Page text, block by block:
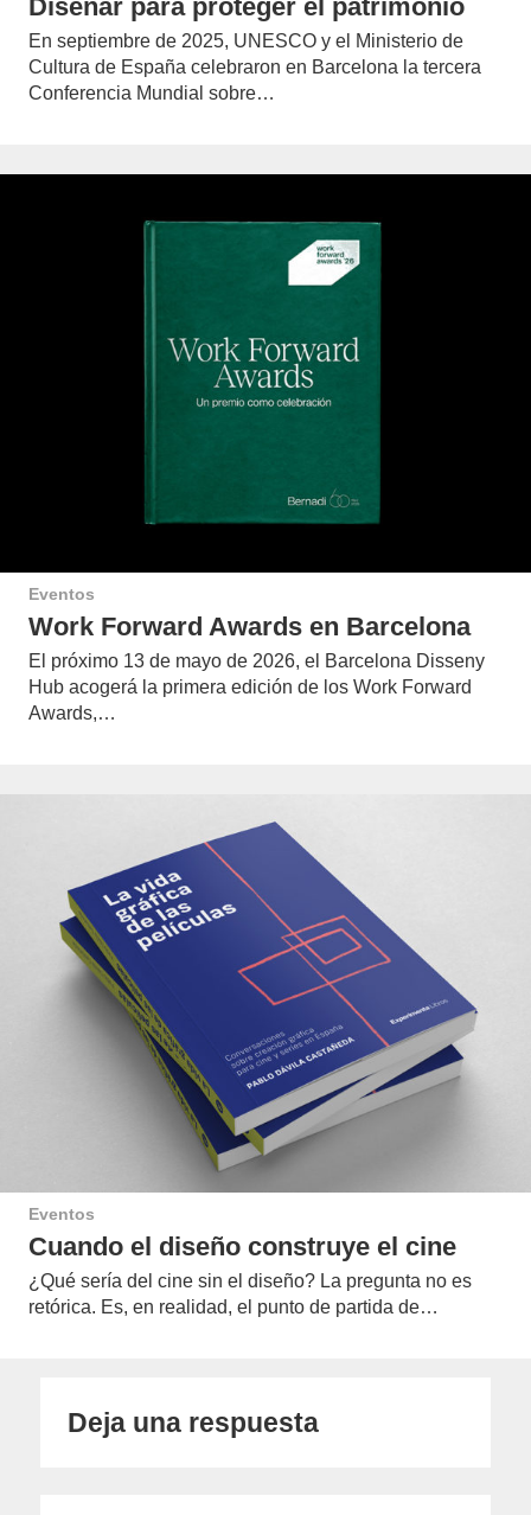
Diseñar para proteger el patrimonio
En septiembre de 2025, UNESCO y el Ministerio de
Cultura de España celebraron en Barcelona la tercera
Conferencia Mundial sobre…
Eventos
Work Forward Awards en Barcelona
El próximo 13 de mayo de 2026, el Barcelona Disseny
Hub acogerá la primera edición de los Work Forward
Awards,…
Eventos
Cuando el diseño construye el cine
¿Qué sería del cine sin el diseño? La pregunta no es
retórica. Es, en realidad, el punto de partida de…
Deja una respuesta